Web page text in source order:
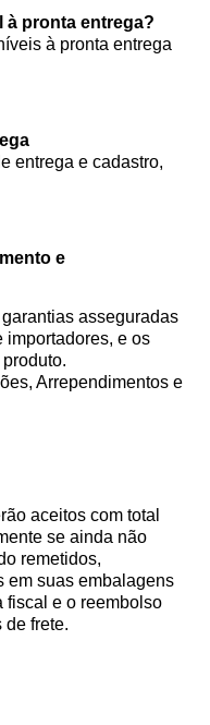
à pronta entrega?
à pronta entrega
entrega e cadastro,
e
asseguradas
importadores, e os
Arrependimentos e
aceitos com total
se ainda não
remetidos,
em suas embalagens
fiscal e o reembolso
de frete.